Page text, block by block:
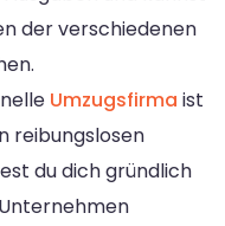
der verschiedenen
Umzugsfirma ist
reibungslosen
du dich gründlich